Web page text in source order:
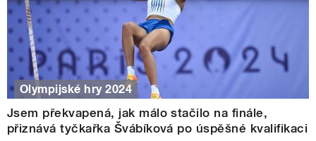
Olympijské hry 2024
Jsem překvapená, jak málo stačilo na finále,
přiznává tyčkařka Švábíková po úspěšné kvalifikaci